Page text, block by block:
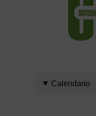
Calendario